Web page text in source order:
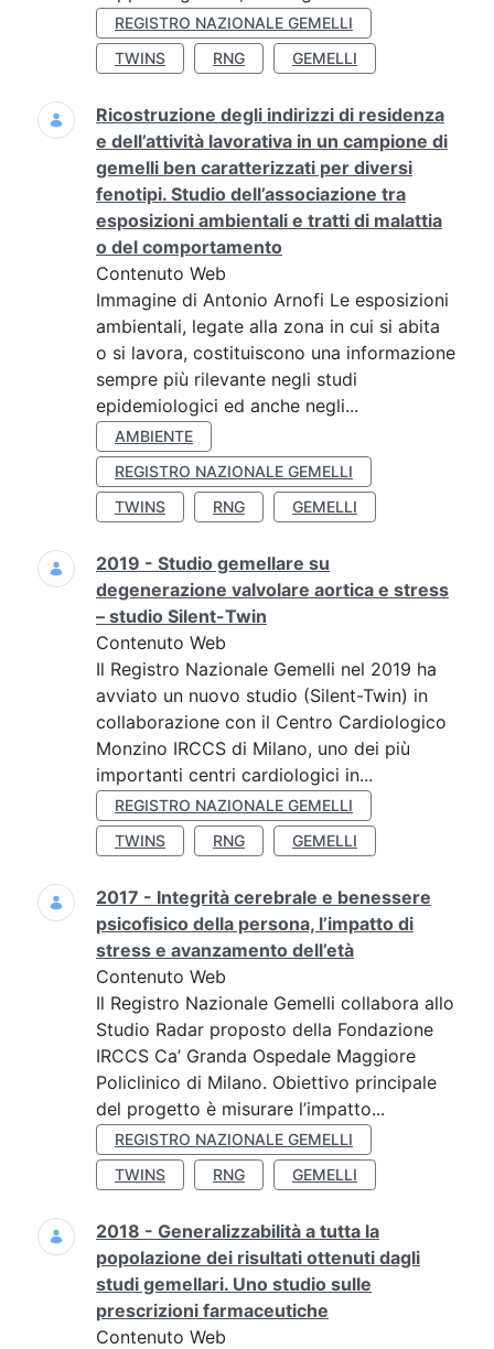
REGISTRO NAZIONALE GEMELLI
TWINS
RNG GEMELLI
Ricostruzione degli indirizzi di residenza
e dell’attività lavorativa in un campione di
gemelli ben caratterizzati per diversi
fenotipi. Studio dell’associazione tra
esposizioni ambientali e tratti di malattia
o del comportamento
Contenuto Web
Immagine di Antonio Arnofi Le esposizioni
ambientali, legate alla zona in cui si abita
o si lavora, costituiscono una informazione
sempre più rilevante negli studi
epidemiologici ed anche negli...
AMBIENTE
REGISTRO NAZIONALE GEMELLI
TWINS
RNG GEMELLI
2019 - Studio gemellare su
degenerazione valvolare aortica e stress
– studio Silent-Twin
Contenuto Web
Il Registro Nazionale Gemelli nel 2019 ha
avviato un nuovo studio (Silent-Twin) in
collaborazione con il Centro Cardiologico
Monzino IRCCS di Milano, uno dei più
importanti centri cardiologici in...
REGISTRO NAZIONALE GEMELLI
TWINS
RNG GEMELLI
2017 - Integrità cerebrale e benessere
psicofisico della persona, l’impatto di
stress e avanzamento dell’età
Contenuto Web
Il Registro Nazionale Gemelli collabora allo
Studio Radar proposto della Fondazione
IRCCS Ca’ Granda Ospedale Maggiore
Policlinico di Milano. Obiettivo principale
del progetto è misurare l’impatto...
REGISTRO NAZIONALE GEMELLI
TWINS
RNG GEMELLI
2018 - Generalizzabilità a tutta la
popolazione dei risultati ottenuti dagli
studi gemellari. Uno studio sulle
prescrizioni farmaceutiche
Contenuto Web